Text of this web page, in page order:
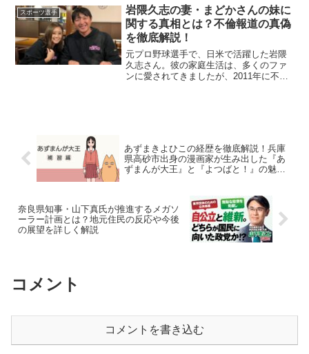
建されました。境内には趣のある建物が
立ち並び、長い歴史...
スポーツ選手
岩隈久志の妻・まどかさんの妹に
関する真相とは？不倫報道の真偽
を徹底解説！
元プロ野球選手で、日米で活躍した岩隈
久志さん。彼の家庭生活は、多くのファ
ンに愛されてきましたが、2011年に不倫
あずまきよひこの経歴を徹底解説！兵庫
県高砂市出身の漫画家が生み出した『あ
ずまんが大王』と『よつばと！』の魅力
奈良県知事・山下真氏が推進するメガソ
ーラー計画とは？地元住民の反応や今後
の展望を詳しく解説
コメント
コメントを書き込む